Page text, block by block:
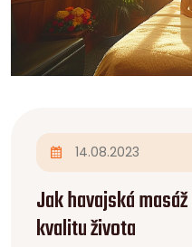
14.08.2023
Jak havajská
kvalitu života